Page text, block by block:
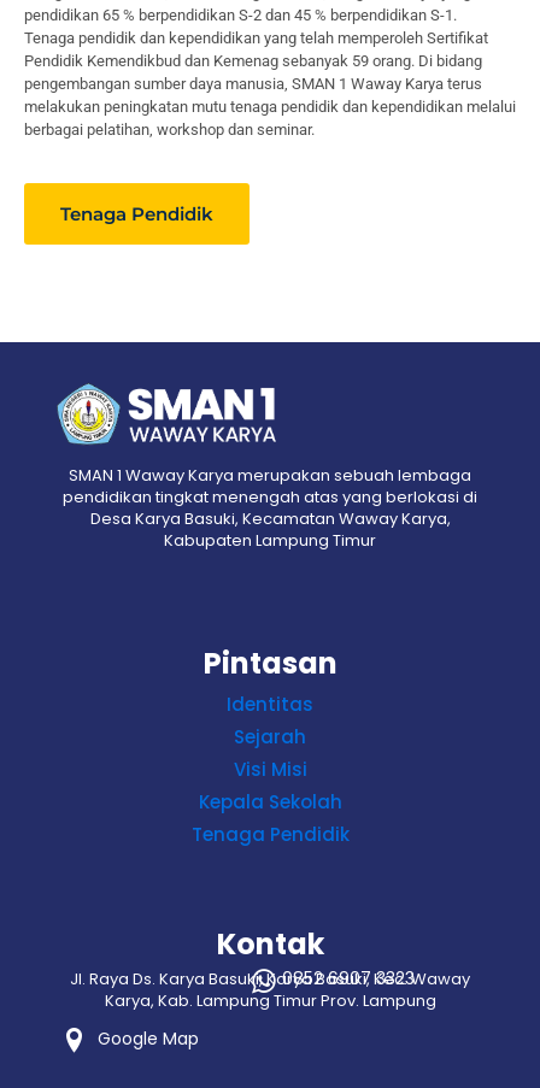
pendidikan 65 % berpendidikan S-2 dan 45 % berpendidikan S-1.
Tenaga pendidik dan kependidikan yang telah memperoleh Sertifikat
Pendidik Kemendikbud dan Kemenag sebanyak 59 orang. Di bidang
pengembangan sumber daya manusia, SMAN 1 Waway Karya terus
melakukan peningkatan mutu tenaga pendidik dan kependidikan melalui
berbagai pelatihan, workshop dan seminar.
Tenaga Pendidik
SMAN 1 Waway Karya merupakan sebuah lembaga
pendidikan tingkat menengah atas yang berlokasi di
Desa Karya Basuki, Kecamatan Waway Karya,
Kabupaten Lampung Timur
Pintasan
Identitas
Sejarah
Visi Misi
Kepala Sekolah
Tenaga Pendidik
Kontak
Jl. Raya Ds. Karya Basuki, Karya Basuki, Kec. Waway
Karya, Kab. Lampung Timur Prov. Lampung
Google Map
0852 6907 3323